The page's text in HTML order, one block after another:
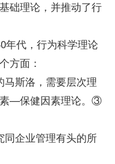
础理论，并推动了行
代，行为科学理论
方面：
斯洛，需要层次理
—保健因素理论。③
企业管理有头的所